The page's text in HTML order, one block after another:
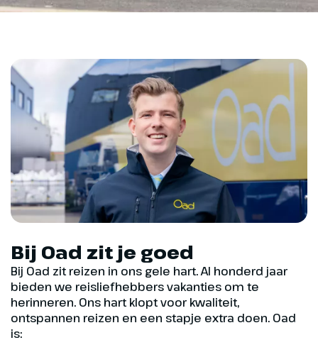
Bij Oad zit je goed
Bij Oad zit reizen in ons gele hart. Al honderd jaar
bieden we reisliefhebbers vakanties om te
herinneren. Ons hart klopt voor kwaliteit,
ontspannen reizen en een stapje extra doen. Oad
is: